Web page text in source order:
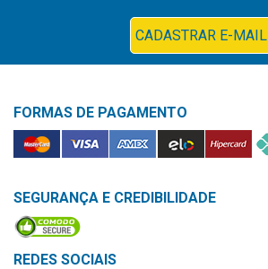
CADASTRAR E-MAIL
FORMAS DE PAGAMENTO
SEGURANÇA E CREDIBILIDADE
REDES SOCIAIS